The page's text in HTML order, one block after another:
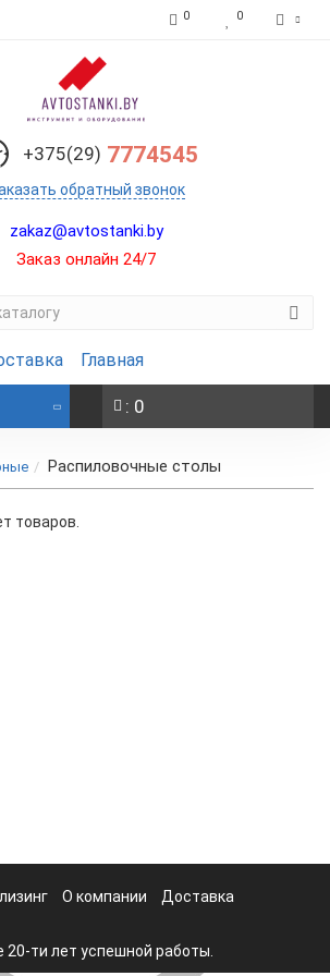
0 0
+375(29) 7774545
обратный звонок
zakaz@avtostanki.by
Заказ онлайн 24/7
Главная
: 0
Распиловочные столы
товаров.
О компании Доставка
20-ти лет успешной работы.